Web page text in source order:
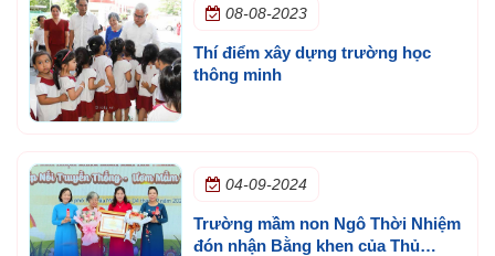
08-08-2023
Thí điểm xây dựng trường học
thông minh
04-09-2024
Trường mầm non Ngô Thời Nhiệm
đón nhận Bằng khen của Thủ